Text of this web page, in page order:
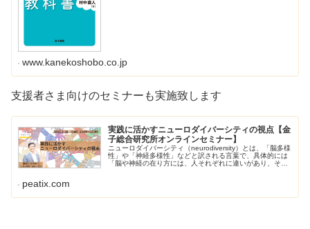
www.kanekoshobo.co.jp
支援者さま向けのセミナーも実施致します
実践に活かすニューロダイバーシティの視点【金
子総合研究所オンラインセミナー】
ニューロダイバーシティ（neurodiversity）とは、「脳多様
性」や「神経多様性」などと訳される言葉で、具体的には
「脳や神経の在り方には、人それぞれに違いがあり、それ
peatix.com